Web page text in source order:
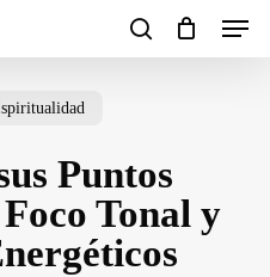
search
Menu
Close
Puntos
Tonal y